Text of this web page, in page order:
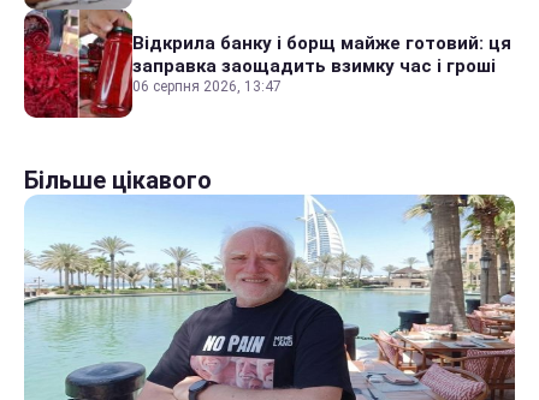
Відкрила банку і борщ майже готовий: ця
заправка заощадить взимку час і гроші
06 серпня 2026, 13:47
Більше цікавого